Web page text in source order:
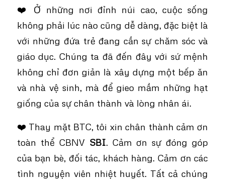
❤️ Ở những nơi đỉnh núi cao, cuộc sống
không phải lúc nào cũng dễ dàng, đặc biệt là
với những đứa trẻ đang cần sự chăm sóc và
giáo dục. Chúng ta đã đến đây với sứ mệnh
không chỉ đơn giản là xây dựng một bếp ăn
và nhà vệ sinh, mà để gieo mầm những hạt
giống của sự chân thành và lòng nhân ái.
❤️ Thay mặt BTC, tôi xin chân thành cảm ơn
toàn thể CBNV SBI . Cảm ơn sự đóng góp
của bạn bè, đối tác, khách hàng. Cảm ơn các
tình nguyện viên nhiệt huyết. Tất cả chúng